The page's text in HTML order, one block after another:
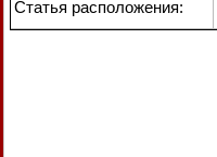
Статья расположения: